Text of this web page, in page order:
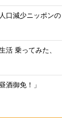
口減少ニッポンの
活 乗ってみた、
酒御免！」